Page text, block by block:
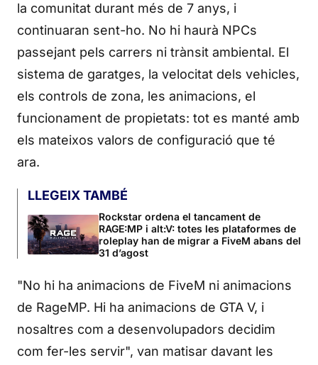
la comunitat durant més de 7 anys, i
continuaran sent-ho. No hi haurà NPCs
passejant pels carrers ni trànsit ambiental. El
sistema de garatges, la velocitat dels vehicles,
els controls de zona, les animacions, el
funcionament de propietats: tot es manté amb
els mateixos valors de configuració que té
ara.
LLEGEIX TAMBÉ
Rockstar ordena el tancament de
RAGE:MP i alt:V: totes les plataformes de
roleplay han de migrar a FiveM abans del
31 d’agost
"No hi ha animacions de FiveM ni animacions
de RageMP. Hi ha animacions de GTA V, i
nosaltres com a desenvolupadors decidim
com fer-les servir", van matisar davant les